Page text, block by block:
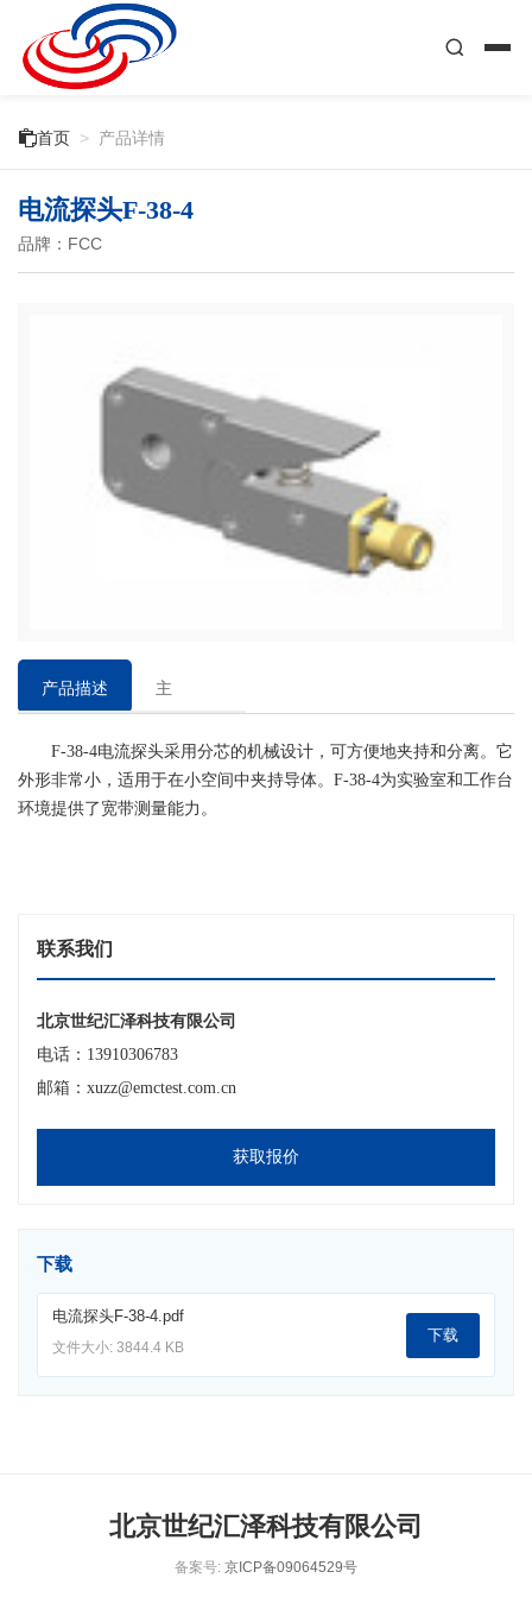
首页 > 产品详情
电流探头F-38-4
品牌：FCC
产品描述
主
特
点
F-38-4电流探头采用分芯的机械设计，可方便地夹持和分离。它
外形非常小，适用于在小空间中夹持导体。F-38-4为实验室和工作台
环境提供了宽带测量能力。
联系我们
北京世纪汇泽科技有限公司
电话：13910306783
邮箱：xuzz@emctest.com.cn
获取报价
下载
电流探头F-38-4.pdf
文件大小: 3844.4 KB
下载
北京世纪汇泽科技有限公司
备案号: 京ICP备09064529号